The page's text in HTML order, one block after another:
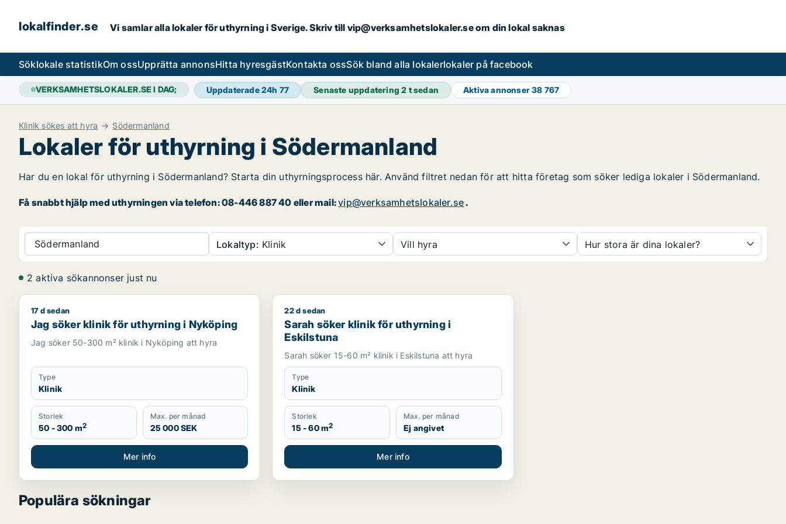
lokalfinder.se Vi samlar alla lokaler för uthyrning i Sverige. Skriv till vip@verksamhetslokaler.se om din lokal saknas
Söklokale statistikOm ossUpprätta annonsHitta hyresgästKontakta ossSök bland alla lokalerlokaler på facebook
VERKSAMHETSLOKALER.SE I DAG; Uppdaterade 24h 77 Senaste uppdatering2 t sedan Aktiva annonser38 767
Klinik sökes att hyra Södermanland
Lokaler för uthyrning i Södermanland
Har du en lokal för uthyrning i Södermanland? Starta din uthyrningsprocess här. Använd filtret nedan för att hitta företag som söker lediga lokaler i Södermanland.
Få snabbt hjälp med uthyrningen via telefon: 08-446 887 40 eller mail:vip@verksamhetslokaler.se.
Södermanland Lokaltyp: Klinik Vill hyra Hur stora är dina lokaler?
2 aktiva sökannonser just nu
Jag söker klinik för uthyrning i Nyköping
17 d sedan
Jag söker klinik för uthyrning i Nyköping
Jag söker 50-300 m² klinik i Nyköping att hyra
Type
Klinik
Storlek
50 - 300 m2
Max. per månad
25 000 SEK
Mer info
Sarah söker klinik för uthyrning i Eskilstuna
22 d sedan
Sarah söker klinik för uthyrning i
Eskilstuna
Sarah söker 15-60 m² klinik i Eskilstuna att hyra
Type
Klinik
Storlek
15 - 60 m2
Max. per månad
Ej angivet
Mer info
Populära sökningar